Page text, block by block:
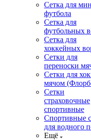
Сетка для
футбола
Сетка для
футбольных
Сетка для
хоккейных
Сетки для
переноски
Сетки для
мячом
Сетки
страховочные
спортивные
Спортивные
для водного
Ещё